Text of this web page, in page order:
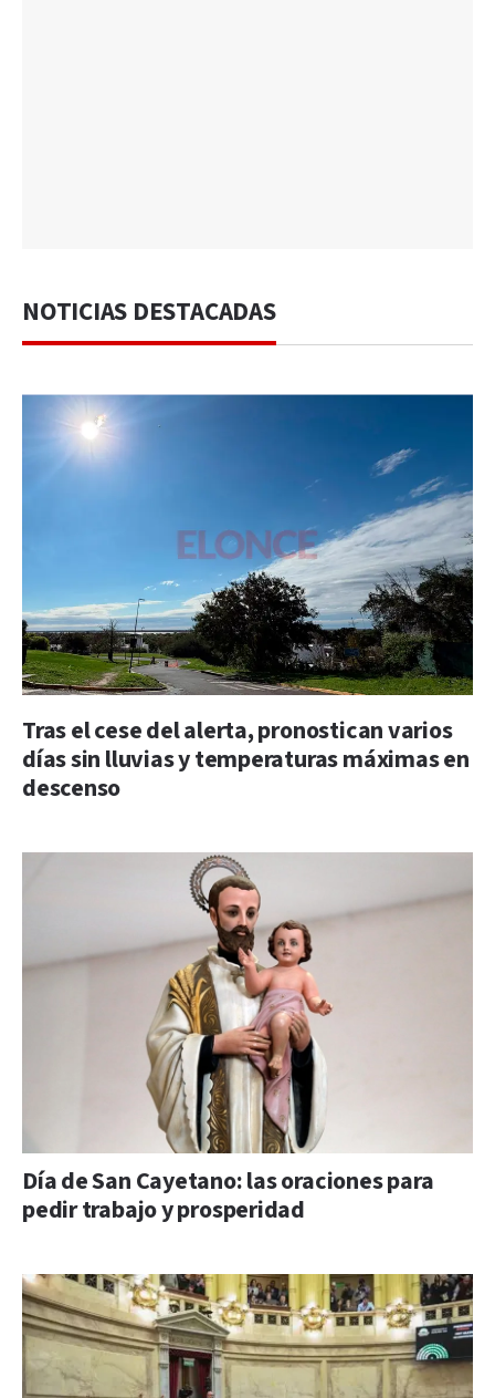
NOTICIAS DESTACADAS
Tras el cese del alerta, pronostican varios
días sin lluvias y temperaturas máximas en
descenso
Día de San Cayetano: las oraciones para
pedir trabajo y prosperidad